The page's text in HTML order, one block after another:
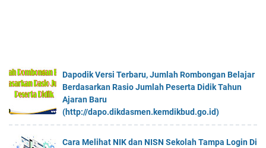
Dapodik Versi Terbaru, Jumlah Rombongan Belajar
Berdasarkan Rasio Jumlah Peserta Didik Tahun
Ajaran Baru
(http://dapo.dikdasmen.kemdikbud.go.id)
Cara Melihat NIK dan NISN Sekolah Tampa Login Di